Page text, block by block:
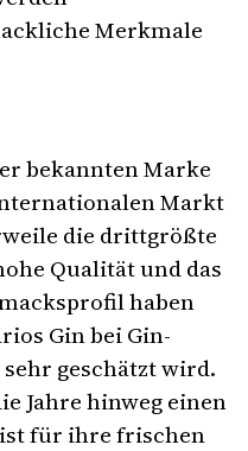
Merkmale
bekannten Marke
Markt
die drittgrößte
Qualität und das
haben
Gin bei Gin-
geschätzt wird.
Jahre hinweg einen
für ihre frischen